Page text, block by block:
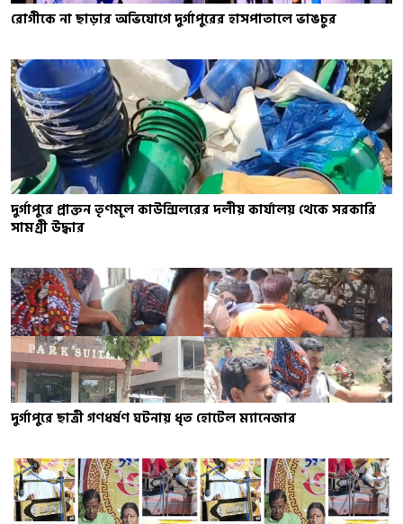
রোগীকে না ছাড়ার অভিযোগে দুর্গাপুরের হাসপাতালে ভাঙচুর
দুর্গাপুরে প্রাক্তন তৃণমূল কাউন্সিলরের দলীয় কার্যালয় থেকে সরকারি
সামগ্রী উদ্ধার
দুর্গাপুরে ছাত্রী গণধর্ষণ ঘটনায় ধৃত হোটেল ম্যানেজার